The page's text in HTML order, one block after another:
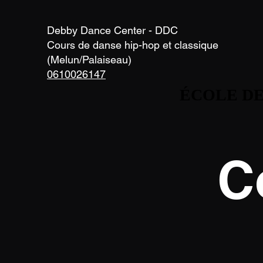
Debby Dance Center - DDC
Cours de danse hip-hop et classique
(Melun/Palaiseau)
0610026147